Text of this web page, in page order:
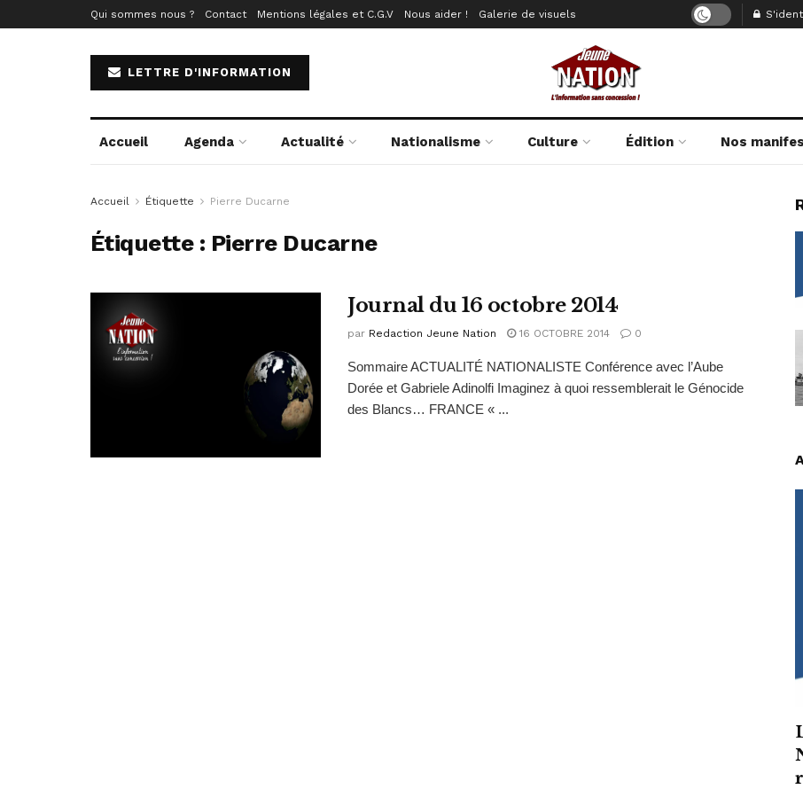
Qui sommes nous ? Contact Mentions légales et C.G.V Nous aider ! Galerie de visuels
LETTRE D'INFORMATION
Accueil Agenda Actualité Nationalisme Culture Édition Nos
Accueil Étiquette Pierre Ducarne
Étiquette : Pierre Ducarne
Journal du 16 octobre 2014
par Redaction Jeune Nation 16 OCTOBRE 2014 0
Sommaire ACTUALITÉ NATIONALISTE Conférence avec l’Aube
Dorée et Gabriele Adinolfi Imaginez à quoi ressemblerait le Génocide
des Blancs… FRANCE « ...